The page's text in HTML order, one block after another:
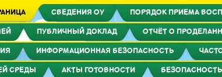
СВЕДЕНИЯ ОУ ПОРЯДОК ПРИЕМА
ПУБЛИЧНЫЙ ДОКЛАД ОТЧЁТ О
ИНФОРМАЦИОННАЯ БЕЗОПАСНОСТЬ
СРЕДЫ АКТЫ ГОТОВНОСТИ